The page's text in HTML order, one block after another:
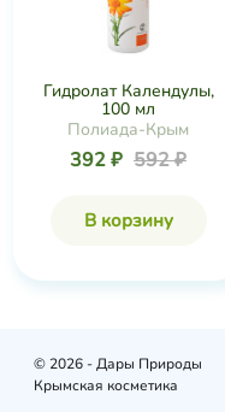
Гидролат Календулы,
100 мл
Полиада-Крым
392 ₽ 592 ₽
В корзину
© 2026 - Дары Природы
Крымская косметика